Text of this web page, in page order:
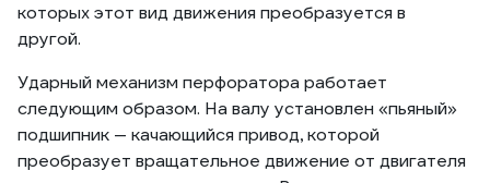
которых этот вид движения преобразуется в
другой.
Ударный механизм перфоратора работает
следующим образом. На валу установлен «пьяный»
подшипник — качающийся привод, которой
преобразует вращательное движение от двигателя